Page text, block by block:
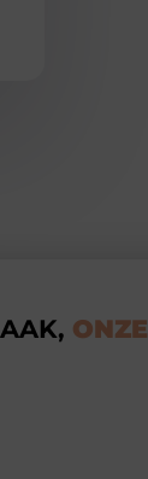
ONZE